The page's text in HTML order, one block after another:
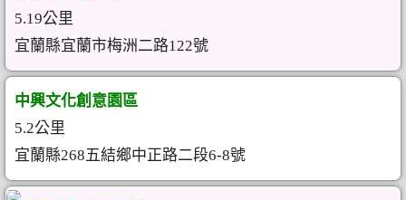
5.19公里
宜蘭縣宜蘭市梅洲二路122號
中興文化創意園區
5.2公里
宜蘭縣268五結鄉中正路二段6-8號